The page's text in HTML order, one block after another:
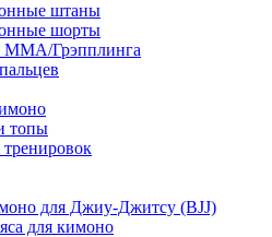
штаны
шорты
ММА/Грэпплинга
топы
для Джиу-Джитсу (BJJ)
для кимоно